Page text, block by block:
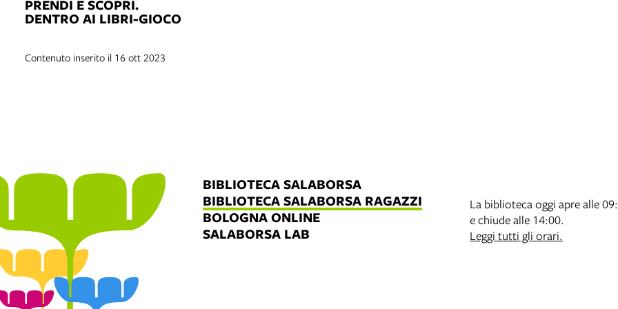
PRENDI E SCOPRI.
DENTRO AI LIBRI-GIOCO
Contenuto inserito il 16 ott 2023
BIBLIOTECA SALABORSA
BIBLIOTECA SALABORSA RAGAZZI
BOLOGNA ONLINE
SALABORSA LAB
La biblioteca oggi apre alle
e chiude alle 14:00.
Leggi tutti gli orari.